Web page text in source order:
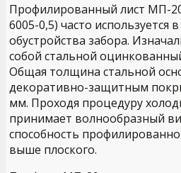
Профилированный лист МП-
6005-0,5) часто используется
обустройства забора.
собой стальной
Общая толщина стальной
декоративно-защитным
мм. Проходя процедуру
принимает волнообразный
способность
выше плоского.